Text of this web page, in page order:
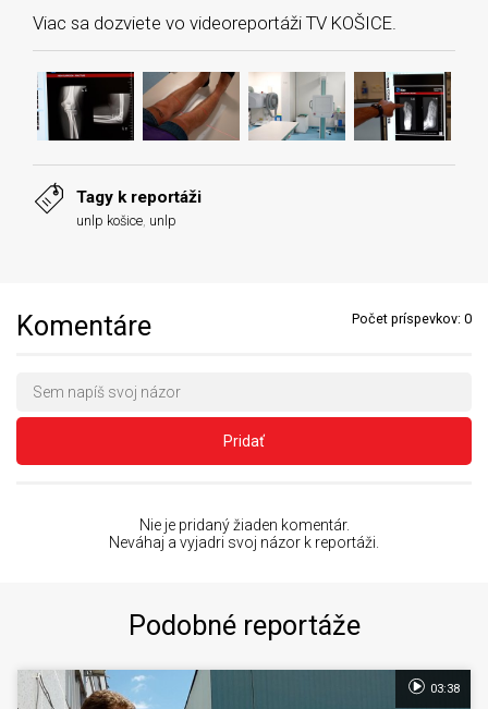
Viac sa dozviete vo videoreportáži TV KOŠICE.
Tagy k reportáži
unlp košice unlp
Komentáre Počet príspevkov: 0
Pridať
Nie je pridaný žiaden komentár.
Neváhaj a vyjadri svoj názor k reportáži.
Podobné reportáže
03:38